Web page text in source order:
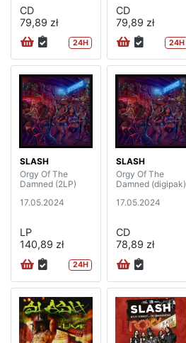
CD
79,89 zł
24H
CD
79,89 zł
24H
SLASH
Orgy Of The
Damned (2LP)
17.05.2024
LP
140,89 zł
24H
SLASH
Orgy Of The
Damned (digipak)
17.05.2024
CD
78,89 zł